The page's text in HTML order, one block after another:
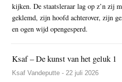
kijken. De staatsleraar lag op z’n zij
geklemd, zijn hoofd achterover, zijn
en ogen wijd opengesperd.
Ksaf – De kunst van het geluk 1
Ksaf Vandeputte - 22 juli 2026